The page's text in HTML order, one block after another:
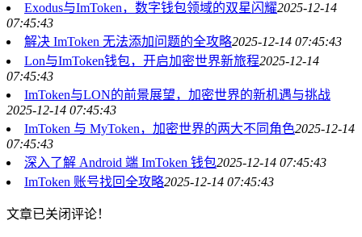
Exodus与ImToken，数字钱包领域的双星闪耀2025-12-14
07:45:43
解决 ImToken 无法添加问题的全攻略2025-12-14 07:45:43
Lon与ImToken钱包，开启加密世界新旅程2025-12-14
07:45:43
ImToken与LON的前景展望，加密世界的新机遇与挑战
2025-12-14 07:45:43
ImToken 与 MyToken，加密世界的两大不同角色2025-12-14
07:45:43
深入了解 Android 端 ImToken 钱包2025-12-14 07:45:43
ImToken 账号找回全攻略2025-12-14 07:45:43
文章已关闭评论！